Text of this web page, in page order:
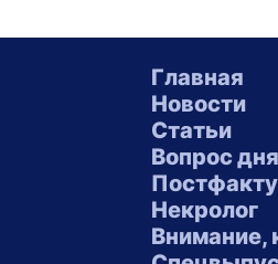
Главная
Новости
Статьи
Вопрос дня
Некролог
Внимание,